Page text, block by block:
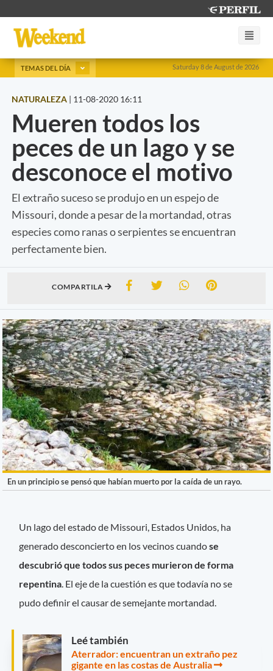
Saturday 8 de August de 2026
TEMAS DEL DÍA
NATURALEZA | 11-08-2020 16:11
Mueren todos los
peces de un lago y se
desconoce el motivo
El extraño suceso se produjo en un espejo de
Missouri, donde a pesar de la mortandad, otras
especies como ranas o serpientes se encuentran
perfectamente bien.
COMPARTILA
En un principio se pensó que habían muerto por la caída de un rayo.
Un lago del estado de Missouri, Estados Unidos, ha
generado desconcierto en los vecinos cuandose
descubrió que todos sus peces murieron de forma
repentina . El eje de la cuestión es que todavía no se
pudo definir el causar de semejante mortandad.
Leé también
Aterrador: encuentran un extraño pez
gigante en las costas de Australia